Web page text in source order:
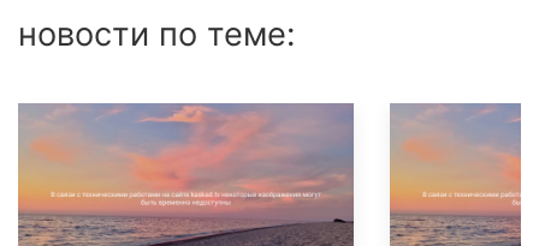
новости по теме: